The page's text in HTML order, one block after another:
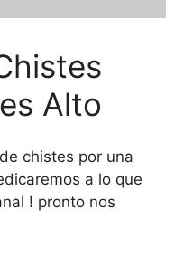
Alto
chistes por una
a lo que
! pronto nos